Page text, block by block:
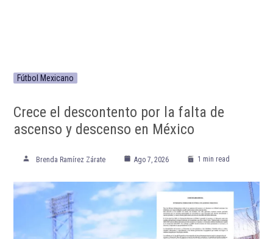
Fútbol Mexicano
Crece el descontento por la falta de
ascenso y descenso en México
Brenda Ramírez Zárate Ago 7, 2026 1 min read